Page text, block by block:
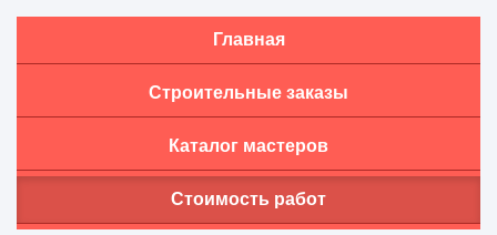
Главная
Строительные заказы
Каталог мастеров
Стоимость работ